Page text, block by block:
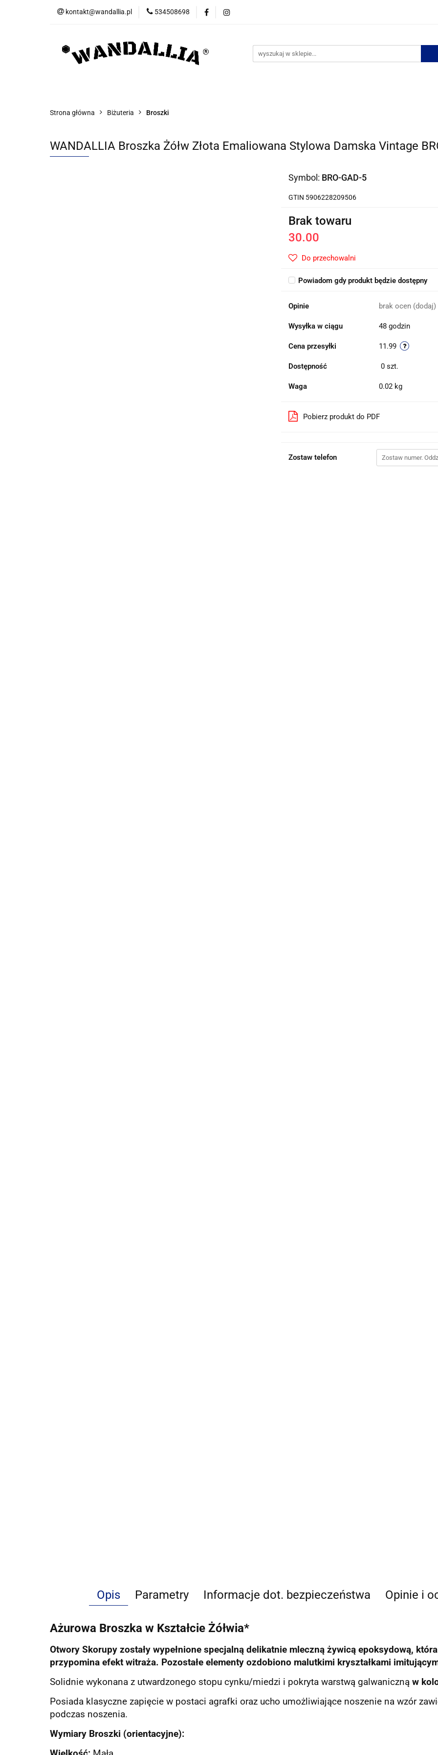
kontakt@wandallia.pl 534508698
Spinki do mankietów
Bizuteria Nowości Bestsellery
Strona główna Biżuteria Broszki
WANDALLIA Broszka Żółw Złota Emaliowana Stylowa Damska Vintage
Symbol: BRO-GAD-5
GTIN 5906228209506
Brak towaru
30.00
Do przechowalni
Powiadom gdy produkt będzie dostępny
Opinie brak ocen (dodaj)
Wysyłka w ciągu 48 godzin
Cena przesyłki 11.99
Dostępność 0 szt.
Waga 0.02 kg
Pobierz produkt do PDF
Zostaw telefon
Opis Parametry Informacje dot. bezpieczeństwa Opinie i
Ażurowa Broszka w Kształcie Żółwia*
Otwory Skorupy zostały wypełnione specjalną delikatnie mleczną żywicą epoksydową,
przypomina efekt witraża. Pozostałe elementy ozdobiono malutkimi kryształkami
Solidnie wykonana z utwardzonego stopu cynku/miedzi i pokryta warstwą galwaniczną w
Posiada klasyczne zapięcie w postaci agrafki oraz ucho umożliwiające noszenie na wzór
podczas noszenia.
Wymiary Broszki (orientacyjne):